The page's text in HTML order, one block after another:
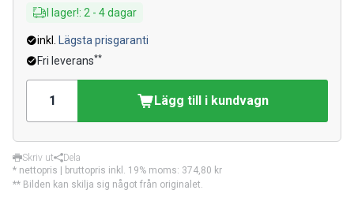
I lager!: 2 - 4dagar
inkl.
Lägsta prisgaranti
Fri leverans**
Lägg till i kundvagn
Skriv ut
Dela
* nettopris | bruttopris inkl. 19% moms: 374,80 kr
** Bilden kan skilja sig något från originalet.